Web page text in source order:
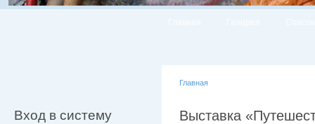
Вход в систему
Главная
Выставка